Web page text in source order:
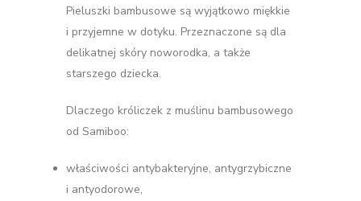
Pieluszki bambusowe są wyjątkowo miękkie
i przyjemne w dotyku. Przeznaczone są dla
delikatnej skóry noworodka, a także
starszego dziecka.
Dlaczego króliczek z muślinu bambusowego
od Samiboo:
właściwości antybakteryjne, antygrzybiczne
i antyodorowe,